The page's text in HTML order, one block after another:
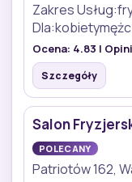
Zakres
Ocena: 4.83 |
Szczegóły
Salon
POLECANY
Patriotów 162,